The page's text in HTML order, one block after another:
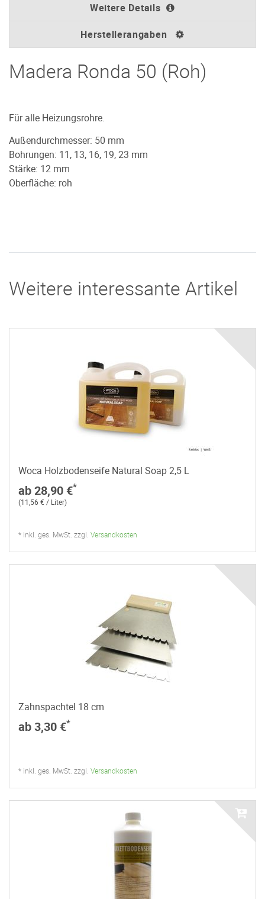
Weitere Details
Herstellerangaben
Madera Ronda 50 (Roh)
Für alle Heizungsrohre.
Außendurchmesser: 50 mm
Bohrungen: 11, 13, 16, 19, 23 mm
Stärke: 12 mm
Oberfläche: roh
Weitere interessante Artikel
Woca Holzbodenseife Natural Soap 2,5 L
ab 28,90 €*
(11,56 € / Liter)
* inkl. ges. MwSt. zzgl. Versandkosten
Zahnspachtel 18 cm
ab 3,30 €*
* inkl. ges. MwSt. zzgl. Versandkosten